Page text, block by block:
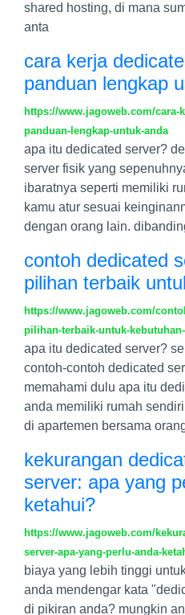
shared hosting, di mana
anta
cara kerja
panduan lengkap
https://www.jagoweb.com/cara-
panduan-lengkap-untuk-anda
apa itu dedicated server?
server fisik yang
ibaratnya seperti memiliki
kamu atur sesuai
dengan orang lain.
contoh dedicated
pilihan terbaik
https://www.jagoweb.com/
pilihan-terbaik-untuk-
apa itu dedicated server?
contoh-contoh dedicated
memahami dulu apa itu
anda memiliki rumah
di apartemen bersama
kekurangan
server: apa yang
ketahui?
https://www.jagoweb.com/
server-apa-yang-perlu-anda-
biaya yang lebih tinggi
anda mendengar kata
di pikiran anda? mungkin